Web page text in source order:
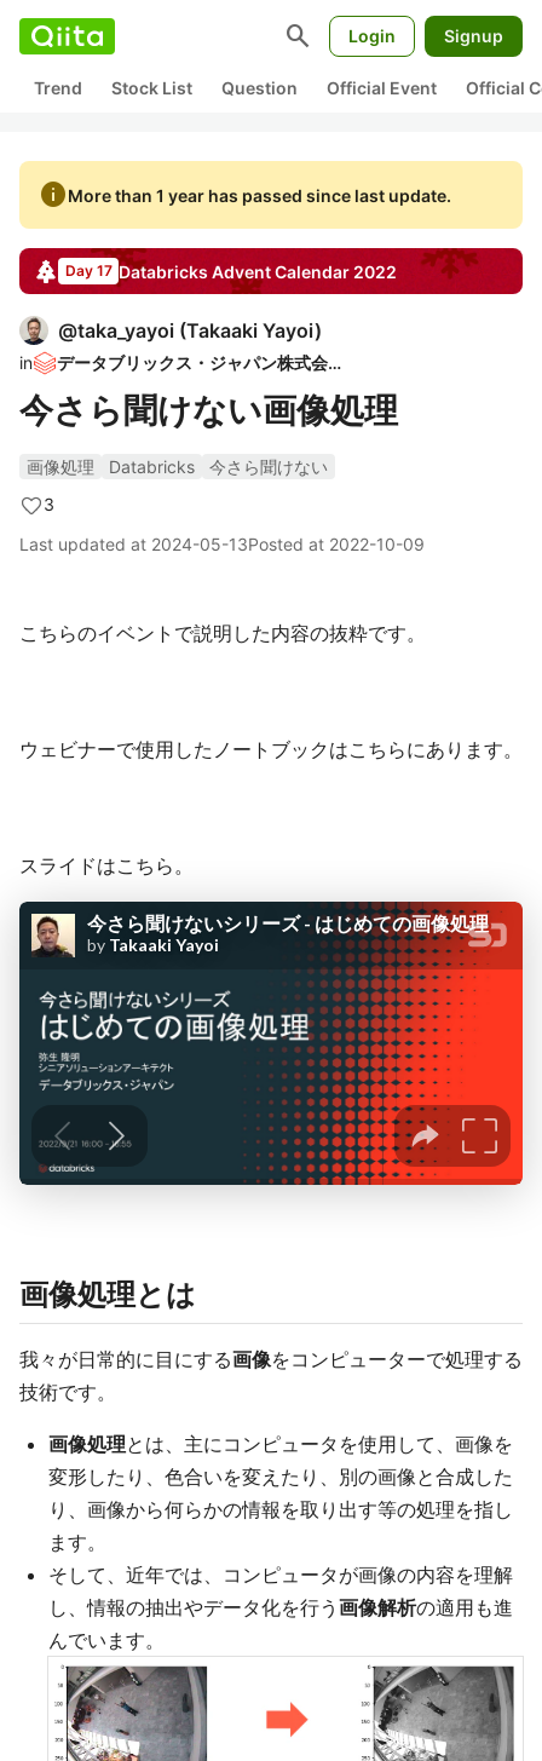
search Login Signup
Trend Stock List Question Official Event Official
infoMore than 1 year has passed since last update.
Day 17 Databricks Advent Calendar 2022
@taka_yayoi (Takaaki Yayoi)
in データブリックス・ジャパン株式会社
今さら聞けない画像処理
画像処理 Databricks
今さら聞けない
3
Last updated at 2024-05-13Posted at 2022-10-09
こちらのイベントで説明した内容の抜粋です。
ウェビナーで使用したノートブックはこちらにあります。
スライドはこちら。
画像処理とは
我々が日常的に目にする画像をコンピューターで処理する
技術です。
画像処理とは、主にコンピュータを使用して、画像を
変形したり、色合いを変えたり、別の画像と合成した
り、画像から何らかの情報を取り出す等の処理を指し
ます。
そして、近年では、コンピュータが画像の内容を理解
し、情報の抽出やデータ化を行う 画像解析の適用も進
んでいます。